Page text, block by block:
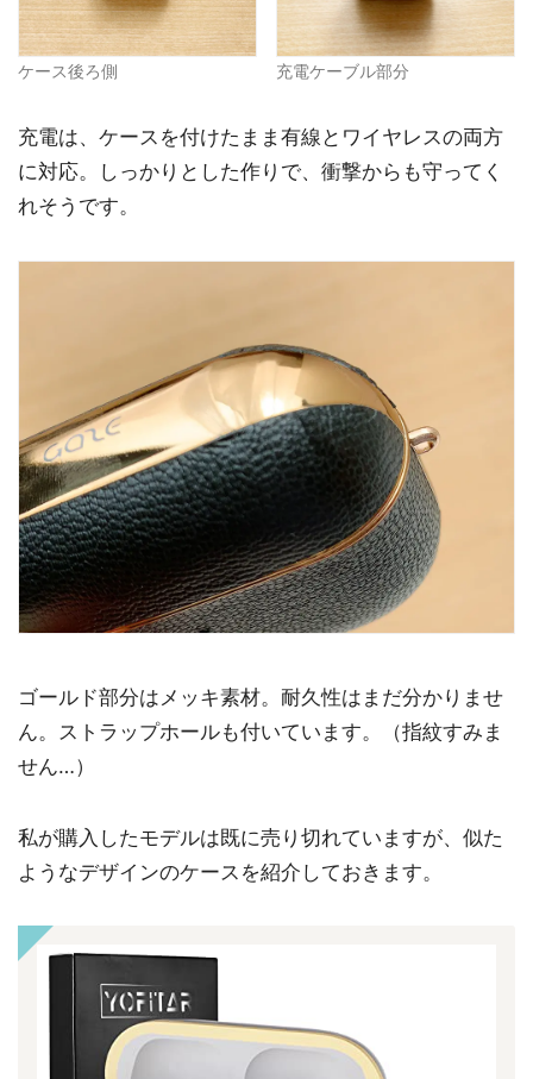
ケース後ろ側 充電ケーブル部分
充電は、ケースを付けたまま有線とワイヤレスの両方
に対応。しっかりとした作りで、衝撃からも守ってく
れそうです。
ゴールド部分はメッキ素材。耐久性はまだ分かりませ
ん。ストラップホールも付いています。（指紋すみま
せん…）
私が購入したモデルは既に売り切れていますが、似た
ようなデザインのケースを紹介しておきます。